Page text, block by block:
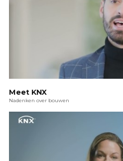
Meet KNX
Nadenken over bouwen